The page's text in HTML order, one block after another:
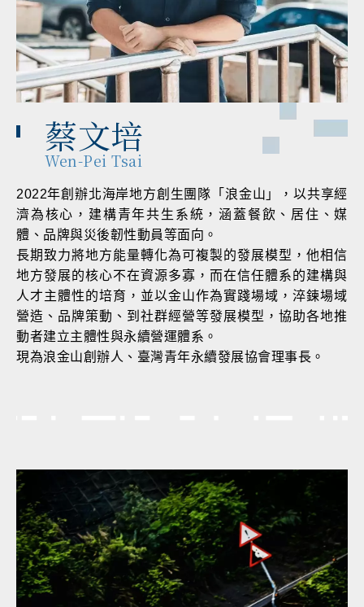
蔡文培
Wen-Pei Tsai
2022年創辦北海岸地方創生團隊「浪金山」，以共享經
濟為核心，建構青年共生系統，涵蓋餐飲、居住、媒
體、品牌與災後韌性動員等面向。
長期致力將地方能量轉化為可複製的發展模型，他相信
地方發展的核心不在資源多寡，而在信任體系的建構與
人才主體性的培育，並以金山作為實踐場域，淬鍊場域
營造、品牌策動、到社群經營等發展模型，協助各地推
動者建立主體性與永續營運體系。
現為浪金山創辦人、臺灣青年永續發展協會理事長。